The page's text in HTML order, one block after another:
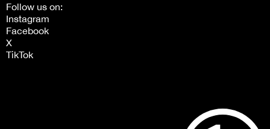
Follow us on:
Instagram
Facebook
X
TikTok